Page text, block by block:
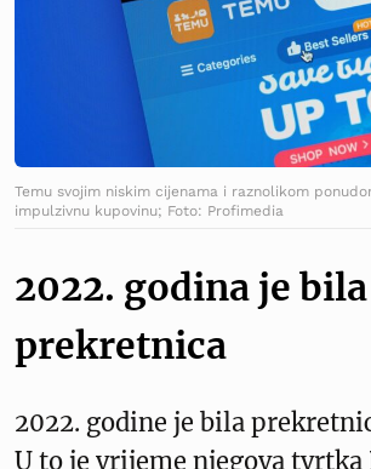
Temu svojim niskim cijenama i raznolikom
impulzivnu kupovinu; Foto: Profimedia
2022. godina je bila
prekretnica
2022. godine je bila
U to je vrijeme njegova tvrtka